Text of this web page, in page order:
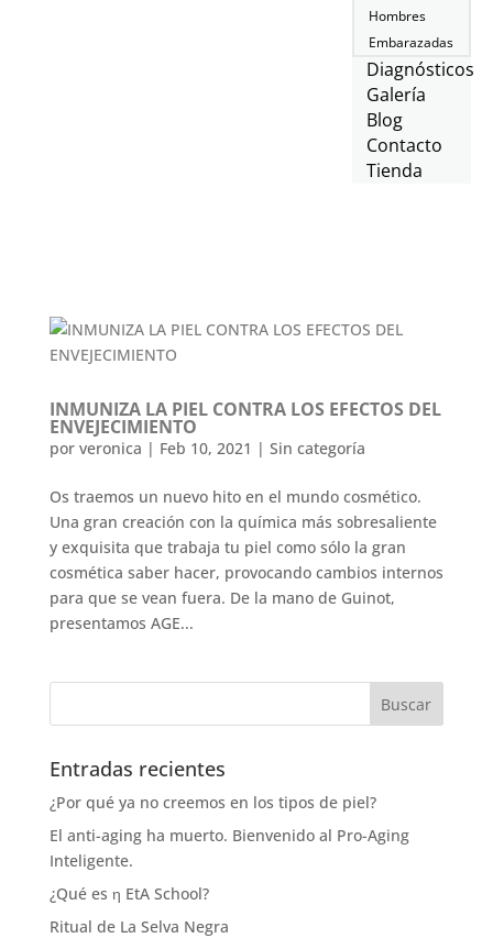
Hombres
Embarazadas
Diagnósticos
Galería
Blog
Contacto
Tienda
INMUNIZA LA PIEL CONTRA LOS EFECTOS DEL
ENVEJECIMIENTO
por veronica | Feb 10, 2021 | Sin categoría
Os traemos un nuevo hito en el mundo cosmético.
Una gran creación con la química más sobresaliente
y exquisita que trabaja tu piel como sólo la gran
cosmética saber hacer, provocando cambios internos
para que se vean fuera. De la mano de Guinot,
presentamos AGE...
Entradas recientes
¿Por qué ya no creemos en los tipos de piel?
El anti-aging ha muerto. Bienvenido al Pro-Aging
Inteligente.
¿Qué es η EtA School?
Ritual de La Selva Negra